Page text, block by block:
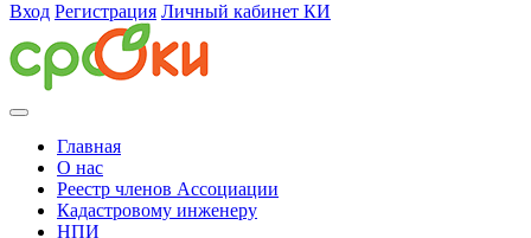
Вход Регистрация Личный кабинет КИ
Главная
О нас
Реестр членов Ассоциации
Кадастровому инженеру
НПИ